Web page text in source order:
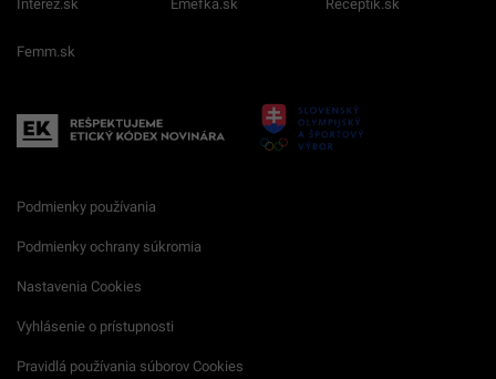
Interez.sk Emefka.sk Receptik.sk
Femm.sk
Podmienky používania
Podmienky ochrany súkromia
Nastavenia Cookies
Vyhlásenie o prístupnosti
Pravidlá používania súborov Cookies